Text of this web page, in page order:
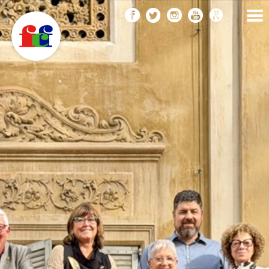
Vés
al
contingut
FEDERACIÓ CATALANA
DE FOTOGRAFIA
F
C
F